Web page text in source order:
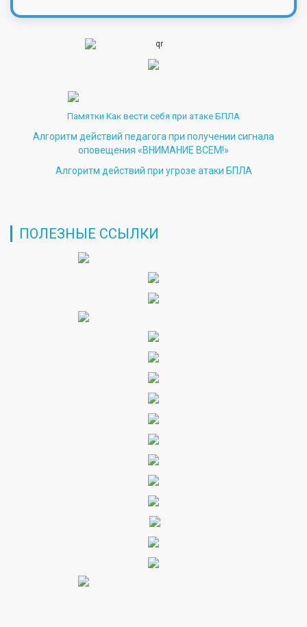
Памятки Как вести себя при атаке БПЛА
Алгоритм действий педагога при получении сигнала
оповещения «ВНИМАНИЕ ВСЕМ!»
Алгоритм действий при угрозе атаки БПЛА
ПОЛЕЗНЫЕ ССЫЛКИ